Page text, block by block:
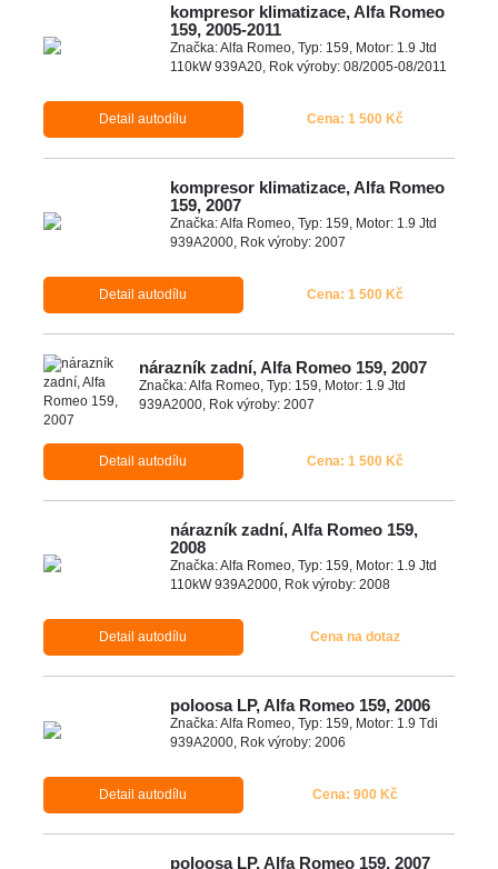
kompresor klimatizace, Alfa Romeo
159, 2005-2011
Značka: Alfa Romeo, Typ: 159, Motor: 1.9 Jtd
110kW 939A20, Rok výroby: 08/2005-08/2011
Detail autodílu Cena: 1 500 Kč
kompresor klimatizace, Alfa Romeo
159, 2007
Značka: Alfa Romeo, Typ: 159, Motor: 1.9 Jtd
939A2000, Rok výroby: 2007
Detail autodílu Cena: 1 500 Kč
nárazník zadní, Alfa Romeo 159, 2007
Značka: Alfa Romeo, Typ: 159, Motor: 1.9 Jtd
939A2000, Rok výroby: 2007
Detail autodílu Cena: 1 500 Kč
nárazník zadní, Alfa Romeo 159,
2008
Značka: Alfa Romeo, Typ: 159, Motor: 1.9 Jtd
110kW 939A2000, Rok výroby: 2008
Detail autodílu Cena na dotaz
poloosa LP, Alfa Romeo 159, 2006
Značka: Alfa Romeo, Typ: 159, Motor: 1.9 Tdi
939A2000, Rok výroby: 2006
Detail autodílu Cena: 900 Kč
poloosa LP, Alfa Romeo 159, 2007